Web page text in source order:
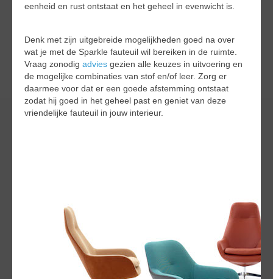
eenheid en rust ontstaat en het geheel in evenwicht is.
Denk met zijn uitgebreide mogelijkheden goed na over
wat je met de Sparkle fauteuil wil bereiken in de ruimte.
Vraag zonodig advies gezien alle keuzes in uitvoering en
de mogelijke combinaties van stof en/of leer. Zorg er
daarmee voor dat er een goede afstemming ontstaat
zodat hij goed in het geheel past en geniet van deze
vriendelijke fauteuil in jouw interieur.